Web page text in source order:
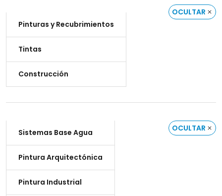
OCULTAR
Pinturas y Recubrimientos
Tintas
Construcción
OCULTAR
Sistemas Base Agua
Pintura Arquitectónica
Pintura Industrial